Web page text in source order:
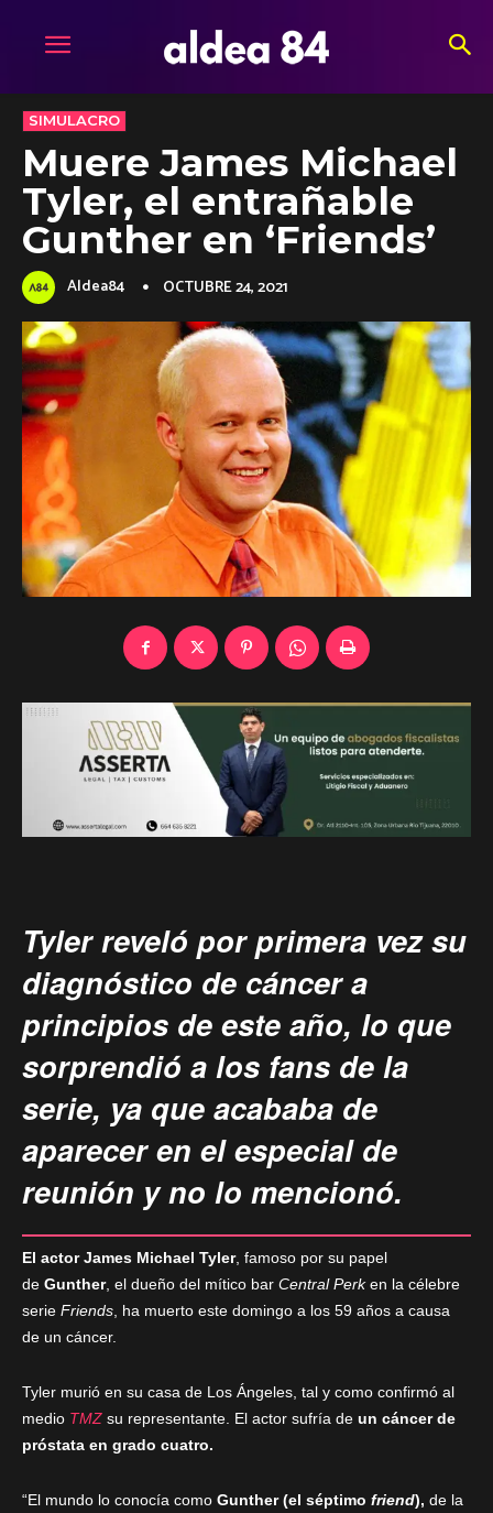
SIMULACRO
Muere James Michael
Tyler, el entrañable
Gunther en ‘Friends’
Aldea84 OCTUBRE 24, 2021
Tyler reveló por primera vezsu
diagnóstico de cáncera
principios de este año, lo que
sorprendió a los fans de la
serie, ya que acababa de
aparecer en el especial de
reunión y no lo mencionó.
El actor James Michael Tyler, famoso por su papel
de Gunther, el dueño del mítico bar Central Perken la célebre
serie Friends, ha muerto este domingo a los 59 años a causa
de un cáncer.
Tyler murió en su casa de Los Ángeles, tal y como confirmó al
medio TMZ su representante. El actor sufría de un cáncer de
próstata en grado cuatro.
“El mundo lo conocía como Gunther (el séptimo friend), de la